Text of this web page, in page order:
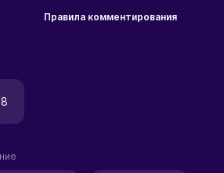
Правила комментирования